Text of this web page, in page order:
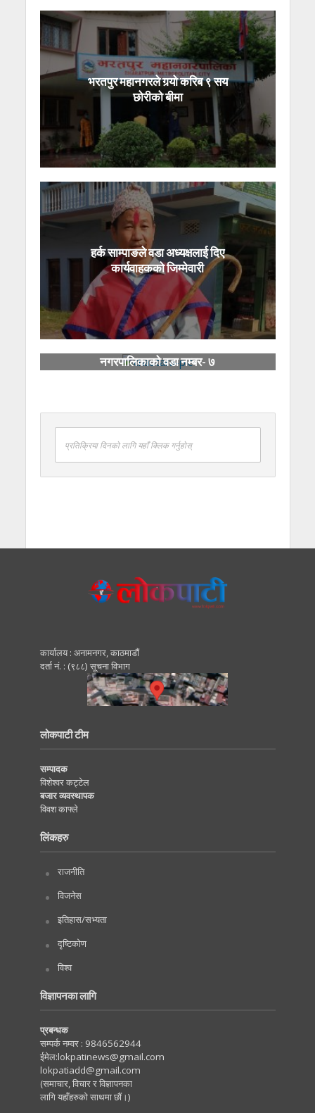
भरतपुर महानगरले गर्‍यो करिब ९ सय
छोरीको बीमा
हर्क साम्पाङले वडा अध्यक्षलाई दिए
कार्यवाहकको जिम्मेवारी
नगरपालिकाको वडा नम्बर- ७
प्रतिक्रिया दिनको लागि यहाँ क्लिक गर्नुहोस्
कार्यालय : अनामनगर, काठमाडाैं
दर्ता नं. : (९८८) सूचना विभाग
लोकपाटी टीम
सम्पादक
विशेश्वर कट्टेल
बजार व्यवस्थापक
विवश काफ्ले
लिंकहरु
राजनीति
विजनेस
इतिहास/सभ्यता
दृष्टिकोण
विश्व
विज्ञापनका लागि
प्रबन्धक
सम्पर्क नम्वर : 9846562944
ईमेल:lokpatinews@gmail.com
lokpatiadd@gmail.com
(समाचार, विचार र विज्ञापनका
लागि यहाँहरुको साथमा छौं।)